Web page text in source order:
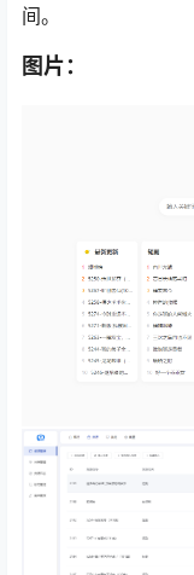
间。
图片：